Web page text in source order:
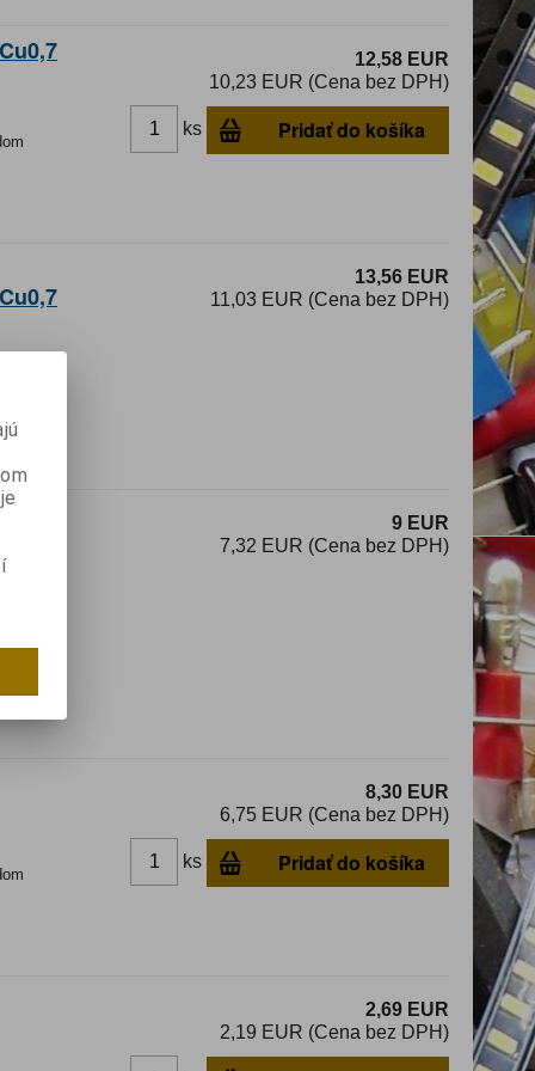
12,58 EUR
10,23 EUR (Cena bez DPH)
ks Pridať do košíka
13,56 EUR
11,03 EUR (Cena bez DPH)
9 EUR
7,32 EUR (Cena bez DPH)
8,30 EUR
6,75 EUR (Cena bez DPH)
ks Pridať do košíka
2,69 EUR
2,19 EUR (Cena bez DPH)